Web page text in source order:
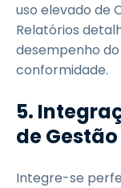
uso elevado de
Relatórios
desempenho
conformidade.
5.
de Gestão
Integre-se